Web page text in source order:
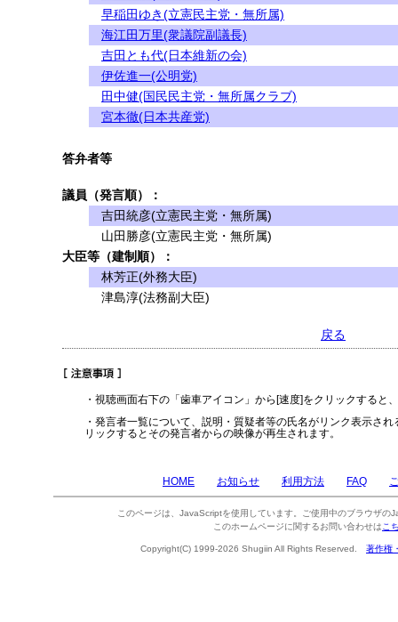
早稲田ゆき(立憲民主党・無所属)
海江田万里(衆議院副議長)
吉田とも代(日本維新の会)
伊佐進一(公明党)
田中健(国民民主党・無所属クラブ)
宮本徹(日本共産党)
答弁者等
議員（発言順）：
吉田統彦(立憲民主党・無所属)
山田勝彦(立憲民主党・無所属)
大臣等（建制順）：
林芳正(外務大臣)
津島淳(法務副大臣)
戻る
・視聴画面右下の「歯車アイコン」から[速度]をクリックすると
・発言者一覧について、説明・質疑者等の氏名がリンク表示さ
リックするとその発言者からの映像が再生されます。
HOME お知らせ 利用方法 FAQ
このページは、JavaScriptを使用しています。ご使用中のブラウザの
このホームページに関するお問い合わせは こ
Copyright(C) 1999-2026 Shugiin All Rights Reserved. 著作権